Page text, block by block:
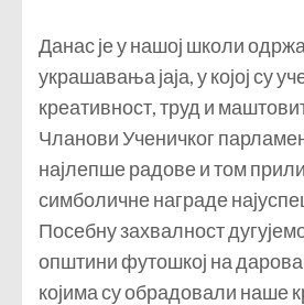
Данас је у нашој школи
украшавања јаја, у којој су
креативност, труд и
Чланови Ученичког
најлепше радове и том
симболичне награде
Посебну захвалност
општини футошкој на
којима су обрадовали наше